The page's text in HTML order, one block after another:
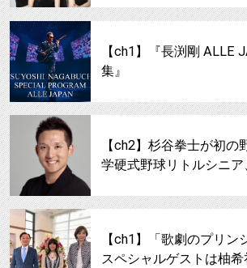
サムネイル
【ch1】『長渕剛 ALLE
集』
【ch2】杉谷拳士が初の
学硬式野球リトルシニ
サムネイル
【ch1】「歌劇のプリン
スペシャルゲストは柚希